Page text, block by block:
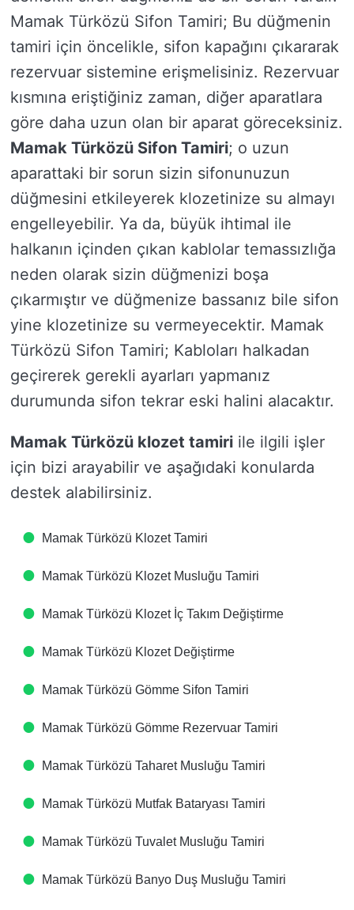
Mamak Türközü Sifon Tamiri; Bu düğmenin
tamiri için öncelikle, sifon kapağını çıkararak
rezervuar sistemine erişmelisiniz. Rezervuar
kısmına eriştiğiniz zaman, diğer aparatlara
göre daha uzun olan bir aparat göreceksiniz.
Mamak Türközü Sifon Tamiri; o uzun
aparattaki bir sorun sizin sifonunuzun
düğmesini etkileyerek klozetinize su almayı
engelleyebilir. Ya da, büyük ihtimal ile
halkanın içinden çıkan kablolar temassızlığa
neden olarak sizin düğmenizi boşa
çıkarmıştır ve düğmenize bassanız bile sifon
yine klozetinize su vermeyecektir. Mamak
Türközü Sifon Tamiri; Kabloları halkadan
geçirerek gerekli ayarları yapmanız
durumunda sifon tekrar eski halini alacaktır.
Mamak Türközü klozet tamiri ile ilgili işler
için bizi arayabilir ve aşağıdaki konularda
destek alabilirsiniz.
Mamak Türközü Klozet Tamiri
Mamak Türközü Klozet Musluğu Tamiri
Mamak Türközü Klozet İç Takım Değiştirme
Mamak Türközü Klozet Değiştirme
Mamak Türközü Gömme Sifon Tamiri
Mamak Türközü Gömme Rezervuar Tamiri
Mamak Türközü Taharet Musluğu Tamiri
Mamak Türközü Mutfak Bataryası Tamiri
Mamak Türközü Tuvalet Musluğu Tamiri
Mamak Türközü Banyo Duş Musluğu Tamiri